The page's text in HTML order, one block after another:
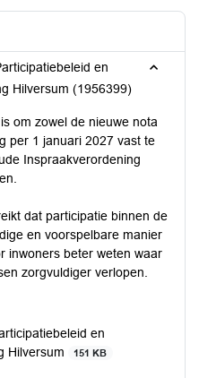
en
Hilversum (1956399)
om zowel de nieuwe nota
per 1 januari 2027 vast te
Inspraakverordening
dat participatie binnen de
en voorspelbare manier
inwoners beter weten waar
zorgvuldiger verlopen.
en
Hilversum
151 KB